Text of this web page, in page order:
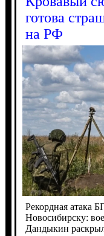
готова
на РФ
Рекордная атака
Новосибирску:
Дандыкин